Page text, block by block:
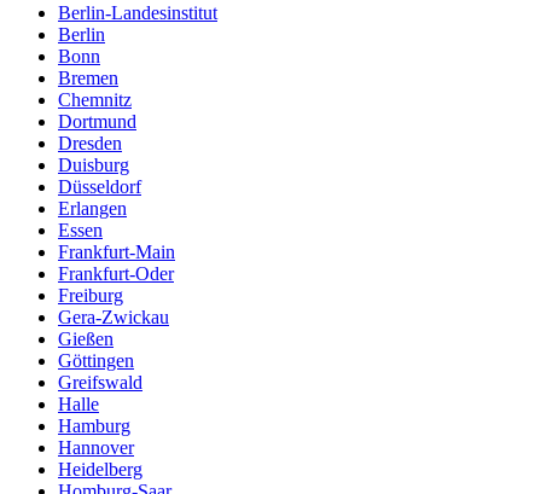
Berlin-Landesinstitut
Berlin
Bonn
Bremen
Chemnitz
Dortmund
Dresden
Duisburg
Düsseldorf
Erlangen
Essen
Frankfurt-Main
Frankfurt-Oder
Freiburg
Gera-Zwickau
Gießen
Göttingen
Greifswald
Halle
Hamburg
Hannover
Heidelberg